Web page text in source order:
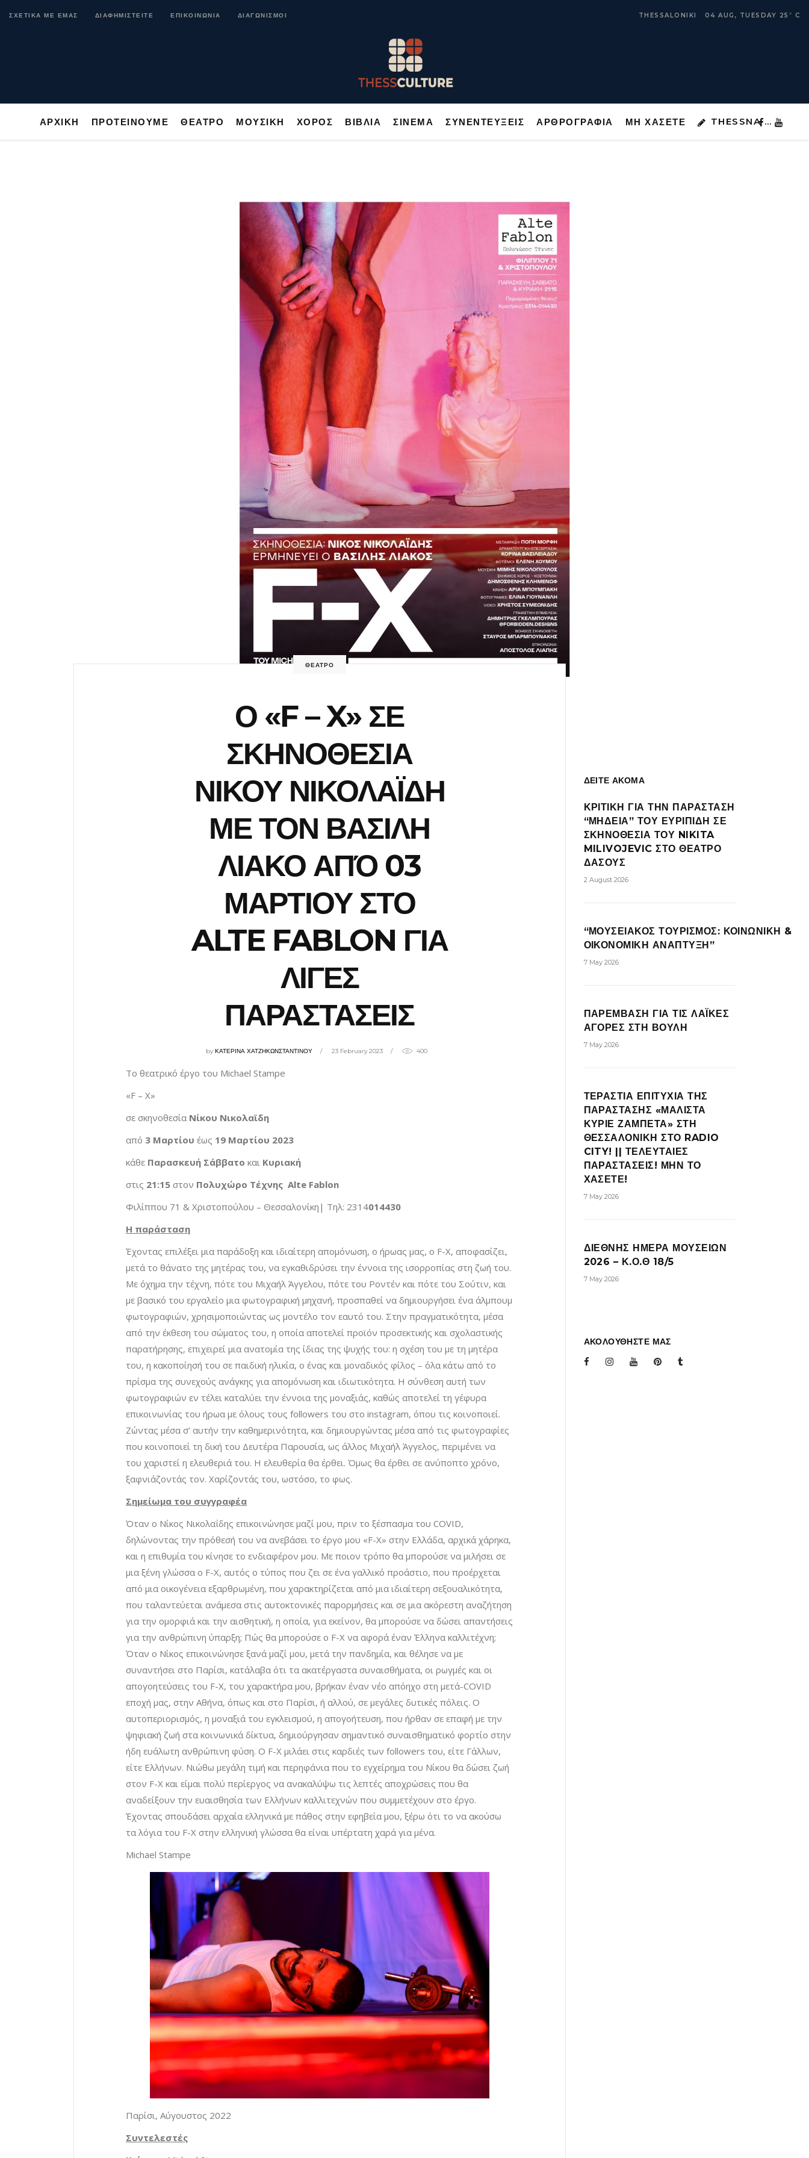
ΣΧΕΤΙΚΑ ΜΕ ΕΜΑΣ ΔΙΑΦΗΜΙΣΤΕΙΤΕ ΕΠΙΚΟΙΝΩΝΙΑ ΔΙΑΓΩΝΙΣΜΟΙ THESSALONIKI 04 AUG, TUESDAY 25 ° C
ΑΡΧΙΚΗ ΠΡΟΤΕΙΝΟΥΜΕ ΘΕΑΤΡΟ ΜΟΥΣΙΚΗ ΧΟΡΟΣ ΒΙΒΛΙΑ ΣΙΝΕΜΑ ΣΥΝΕΝΤΕΥΞΕΙΣ ΑΡΘΡΟΓΡΑΦΙΑ ΜΗ ΧΑΣΕΤΕ THESSNA …
ΑΡΧΙΚΗ ΠΡΟΤΕΙΝΟΥΜΕ ΘΕΑΤΡΟ ΜΟΥΣΙΚΗ ΜΗ ΧΑΣΕΤΕ THESSNA …
ΘΕΑΤΡΟ
Ο «F – X» ΣΕ
ΣΚΗΝΟΘΕΣΙΑ
ΝΙΚΟΥ ΝΙΚΟΛΑΪΔΗ
ΜΕ ΤΟΝ ΒΑΣΙΛΗ
ΛΙΑΚΟ ΑΠΌ 03
ΜΑΡΤΙΟΥ ΣΤΟ
ALTE FABLON ΓΙΑ
ΛΙΓΕΣ
ΠΑΡΑΣΤΑΣΕΙΣ
byΚΑΤΕΡΙΝΑ ΧΑΤΖΗΚΩΝΣΤΑΝΤΙΝΟΥ 23 February 2023 400
Το θεατρικό έργο του Michael Stampe
«F – X»
σε σκηνοθεσία Νίκου Νικολαϊδη
από 3 Μαρτίου έως 19 Μαρτίου 2023
κάθε Παρασκευή Σάββατο και Κυριακή
στις 21:15 στον Πολυχώρο Τέχνης Alte Fablon
Φιλίππου 71 & Χριστοπούλου – Θεσσαλονίκη| Τηλ: 2314014430
Η παράσταση
Έχοντας επιλέξει μια παράδοξη και ιδιαίτερη απομόνωση, ο ήρωας μας, ο F-X, αποφασίζει,
μετά το θάνατο της μητέρας του, να εγκαθιδρύσει την έννοια της ισορροπίας στη ζωή του.
Με όχημα την τέχνη, πότε του Μιχαήλ Άγγελου, πότε του Ροντέν και πότε του Σούτιν, και
με βασικό του εργαλείο μια φωτογραφική μηχανή, προσπαθεί να δημιουργήσει ένα άλμπουμ
φωτογραφιών, χρησιμοποιώντας ως μοντέλο τον εαυτό του. Στην πραγματικότητα, μέσα
από την έκθεση του σώματος του, η οποία αποτελεί προϊόν προσεκτικής και σχολαστικής
παρατήρησης, επιχειρεί μια ανατομία της ίδιας της ψυχής του: η σχέση του με τη μητέρα
του, η κακοποίησή του σε παιδική ηλικία, ο ένας και μοναδικός φίλος – όλα κάτω από το
πρίσμα της συνεχούς ανάγκης για απομόνωση και ιδιωτικότητα. Η σύνθεση αυτή των
φωτογραφιών εν τέλει καταλύει την έννοια της μοναξιάς, καθώς αποτελεί τη γέφυρα
επικοινωνίας του ήρωα με όλους τους followers του στο instagram, όπου τις κοινοποιεί.
Ζώντας μέσα σ’ αυτήν την καθημερινότητα, και δημιουργώντας μέσα από τις φωτογραφίες
που κοινοποιεί τη δική του Δευτέρα Παρουσία, ως άλλος Μιχαήλ Άγγελος, περιμένει να
του χαριστεί η ελευθεριά του. Η ελευθερία θα έρθει. Όμως θα έρθει σε ανύποπτο χρόνο,
ξαφνιάζοντάς τον. Χαρίζοντάς του, ωστόσο, το φως.
Σημείωμα του συγγραφέα
Όταν ο Νίκος Νικολαΐδης επικοινώνησε μαζί μου, πριν το ξέσπασμα του COVID,
δηλώνοντας την πρόθεσή του να ανεβάσει το έργο μου «F-X» στην Ελλάδα, αρχικά χάρηκα,
και η επιθυμία του κίνησε το ενδιαφέρον μου. Με ποιον τρόπο θα μπορούσε να μιλήσει σε
μια ξένη γλώσσα ο F-X, αυτός ο τύπος που ζει σε ένα γαλλικό προάστιο, που προέρχεται
από μια οικογένεια εξαρθρωμένη, που χαρακτηρίζεται από μια ιδιαίτερη σεξουαλικότητα,
που ταλαντεύεται ανάμεσα στις αυτοκτονικές παρορμήσεις και σε μια ακόρεστη αναζήτηση
για την ομορφιά και την αισθητική, η οποία, για εκείνον, θα μπορούσε να δώσει απαντήσεις
για την ανθρώπινη ύπαρξη; Πώς θα μπορούσε ο F-X να αφορά έναν Έλληνα καλλιτέχνη;
Όταν ο Νίκος επικοινώνησε ξανά μαζί μου, μετά την πανδημία, και θέλησε να με
συναντήσει στο Παρίσι, κατάλαβα ότι τα ακατέργαστα συναισθήματα, οι ρωγμές και οι
απογοητεύσεις του F-X, του χαρακτήρα μου, βρήκαν έναν νέο απόηχο στη μετά-COVID
εποχή μας, στην Αθήνα, όπως και στο Παρίσι, ή αλλού, σε μεγάλες δυτικές πόλεις. Ο
αυτοπεριορισμός, η μοναξιά του εγκλεισμού, η απογοήτευση, που ήρθαν σε επαφή με την
ψηφιακή ζωή στα κοινωνικά δίκτυα, δημιούργησαν σημαντικό συναισθηματικό φορτίο στην
ήδη ευάλωτη ανθρώπινη φύση. Ο F-X μιλάει στις καρδιές των followers του, είτε Γάλλων,
είτε Ελλήνων. Νιώθω μεγάλη τιμή και περηφάνια που το εγχείρημα του Νίκου θα δώσει ζωή
στον F-X και είμαι πολύ περίεργος να ανακαλύψω τις λεπτές αποχρώσεις που θα
αναδείξουν την ευαισθησία των Ελλήνων καλλιτεχνών που συμμετέχουν στο έργο.
Έχοντας σπουδάσει αρχαία ελληνικά με πάθος στην εφηβεία μου, ξέρω ότι το να ακούσω
τα λόγια του F-X στην ελληνική γλώσσα θα είναι υπέρτατη χαρά για μένα.
Michael Stampe
Παρίσι, Αύγουστος 2022
Συντελεστές
ΔΕΙΤΕ ΑΚΟΜΑ
ΚΡΙΤΙΚΗ ΓΙΑ ΤΗΝ ΠΑΡΑΣΤΑΣΗ
“ΜΗΔΕΙΑ” ΤΟΥ ΕΥΡΙΠΙΔΗ ΣΕ
ΣΚΗΝΟΘΕΣΙΑ ΤΟΥ NIKITA
MILIVOJEVIC ΣΤΟ ΘΕΑΤΡΟ
ΔΑΣΟΥΣ
2 August 2026
“ΜΟΥΣΕΙΑΚΟΣ ΤΟΥΡΙΣΜΟΣ: ΚΟΙΝΩΝΙΚΗ &
ΟΙΚΟΝΟΜΙΚΗ ΑΝΑΠΤΥΞΗ”
7 May 2026
ΠΑΡΕΜΒΑΣΗ ΓΙΑ ΤΙΣ ΛΑΪΚΕΣ
ΑΓΟΡΕΣ ΣΤΗ ΒΟΥΛΗ
7 May 2026
ΤΕΡΑΣΤΙΑ ΕΠΙΤΥΧΙΑ ΤΗΣ
ΠΑΡΑΣΤΑΣΗΣ «ΜΑΛΙΣΤΑ
ΚΥΡΙΕ ΖΑΜΠΕΤΑ» ΣΤΗ
ΘΕΣΣΑΛΟΝΙΚΗ ΣΤΟ RADIO
CITY! || ΤΕΛΕΥΤΑΙΕΣ
ΠΑΡΑΣΤΑΣΕΙΣ! ΜΗΝ ΤΟ
ΧΑΣΕΤΕ!
7 May 2026
ΔΙΕΘΝΗΣ ΗΜΕΡΑ ΜΟΥΣΕΙΩΝ
2026 – Κ.Ο.Θ 18/5
7 May 2026
ΑΚΟΛΟΥΘΗΣΤΕ ΜΑΣ